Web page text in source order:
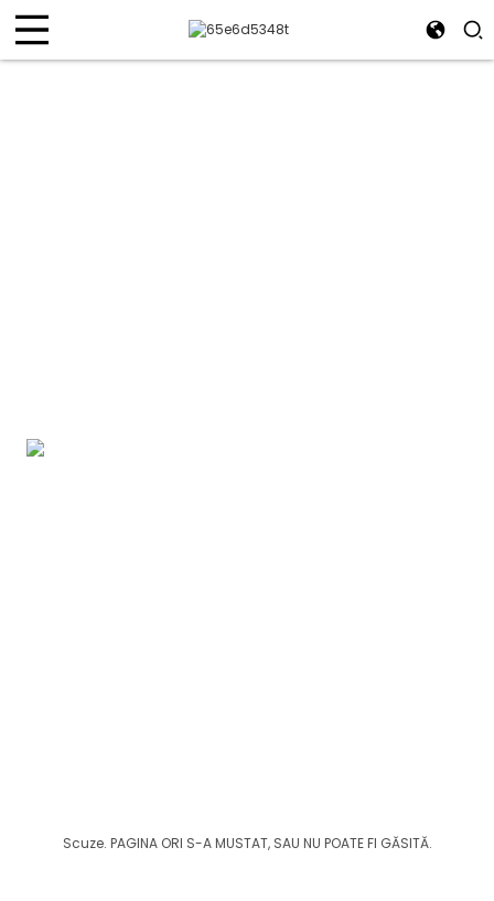
Scuze. PAGINA ORI S-A MUSTAT, SAU NU POATE FI GĂSITĂ.